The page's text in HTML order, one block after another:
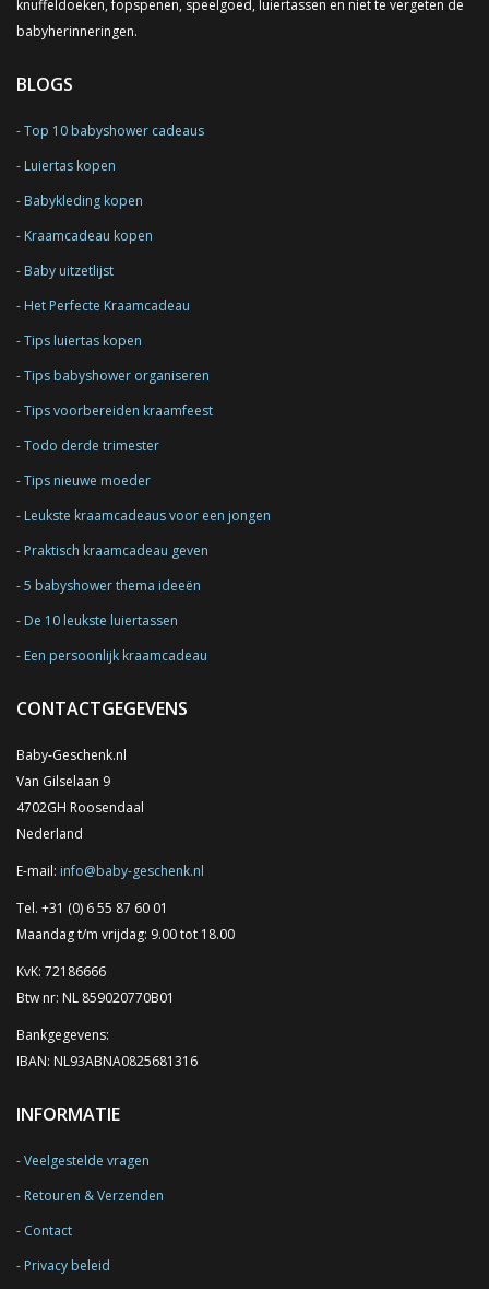
knuffeldoeken, fopspenen, speelgoed, luiertassen en niet te vergeten de
babyherinneringen.
BLOGS
Top 10 babyshower cadeaus
Luiertas kopen
Babykleding kopen
Kraamcadeau kopen
Baby uitzetlijst
Het Perfecte Kraamcadeau
Tips luiertas kopen
Tips babyshower organiseren
Tips voorbereiden kraamfeest
Todo derde trimester
Tips nieuwe moeder
Leukste kraamcadeaus voor een jongen
Praktisch kraamcadeau geven
5 babyshower thema ideeën
De 10 leukste luiertassen
Een persoonlijk kraamcadeau
CONTACTGEGEVENS
Baby-Geschenk.nl
Van Gilselaan 9
4702GH Roosendaal
Nederland
E-mail: info@baby-geschenk.nl
Tel. +31 (0) 6 55 87 60 01
Maandag t/m vrijdag: 9.00 tot 18.00
KvK: 72186666
Btw nr: NL 859020770B01
Bankgegevens:
IBAN: NL93ABNA0825681316
INFORMATIE
Veelgestelde vragen
Retouren & Verzenden
Contact
Privacy beleid